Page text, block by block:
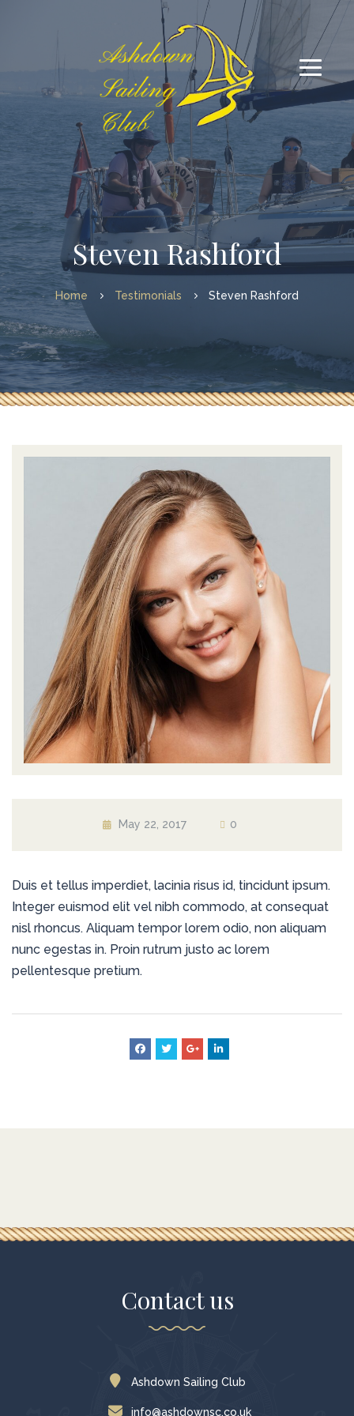
Steven Rashford
Home Testimonials Steven Rashford
May 22, 2017 0
Duis et tellus imperdiet, lacinia risus id, tincidunt ipsum.
Integer euismod elit vel nibh commodo, at consequat
nisl rhoncus. Aliquam tempor lorem odio, non aliquam
nunc egestas in. Proin rutrum justo ac lorem
pellentesque pretium.
Contact us
Ashdown Sailing Club
info@ashdownsc.co.uk